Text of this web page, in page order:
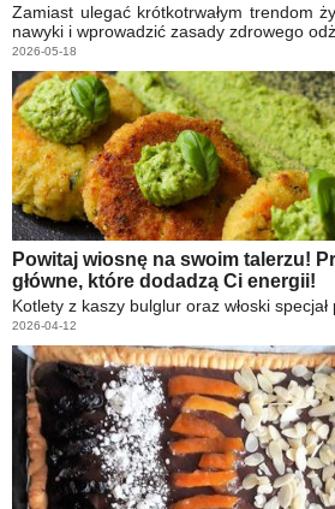
Zamiast ulegać krótkotrwałym trendom
nawyki i wprowadzić zasady zdrowego
2026-05-18
Powitaj wiosnę na swoim talerzu!
główne, które dodadzą Ci energii!
Kotlety z kaszy bulglur oraz włoski
2026-04-12